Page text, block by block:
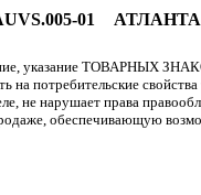
01 АТЛАНТА
указание ТОВАРНЫХ
на потребительские
не нарушает права
обеспечивающую